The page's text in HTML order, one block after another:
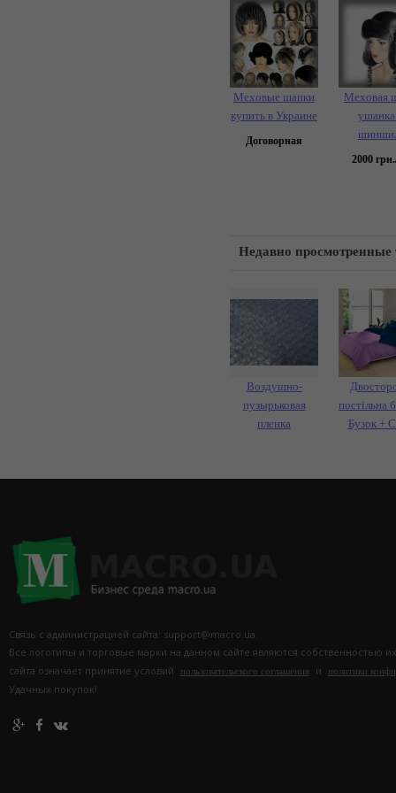
Меховые шапки
купить в Украине
Договорная
Меховая
ушанка
2000
Недавно просмотренные
Воздушно-
пузырьковая
пленка
постільна
Бузок +
Связь с администрацией сайта: support@macro.ua.
Все логотипы и торговые марки на данном сайте являются собственностью
сайта означает принятие условий
пользовательского соглашения и политики
Удачных покупок!